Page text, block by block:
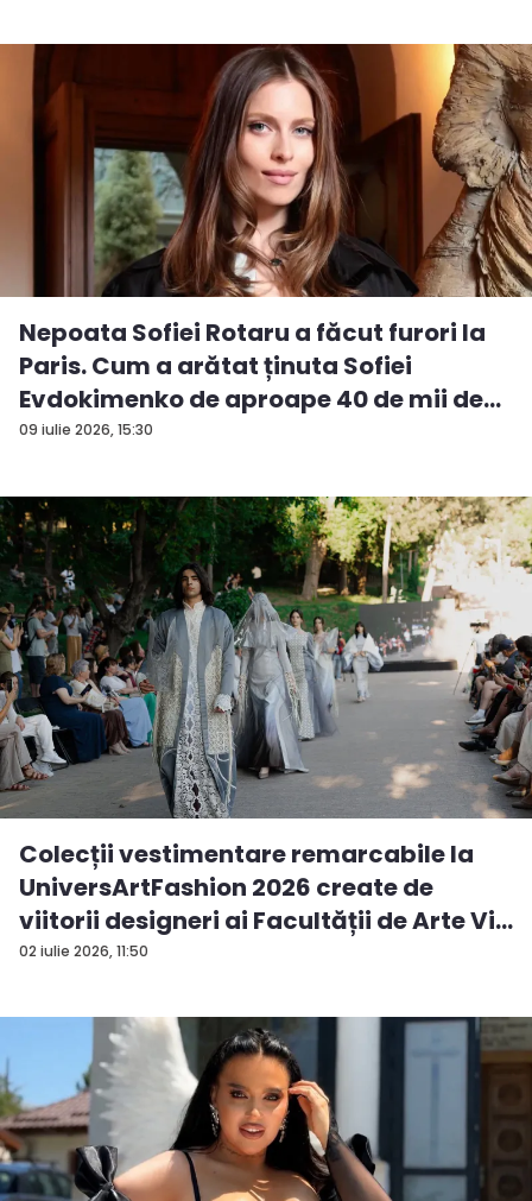
09 iulie 2026, 15:30
Nepoata Sofiei Rotaru a făcut furori la
Paris. Cum a arătat ținuta Sofiei
Evdokimenko de aproape 40 de mii de
e...
02 iulie 2026, 11:50
Colecții vestimentare remarcabile la
UniversArtFashion 2026 create de
viitorii designeri ai Facultății de Arte Vi...